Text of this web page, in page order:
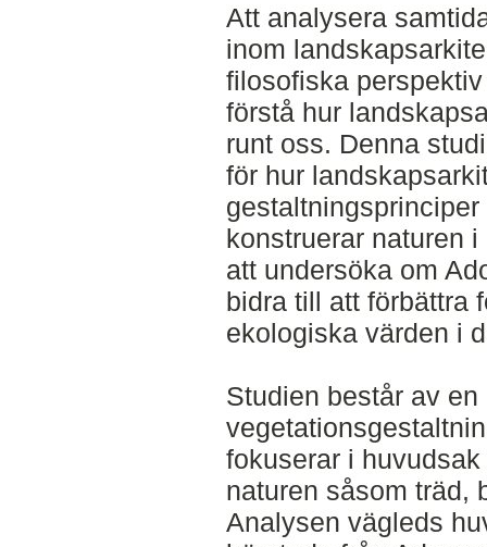
Att analysera
inom
filosofiska
förstå hur
runt oss. Denna
för hur
konstruerar naturen
att undersöka om
bidra till att förbättra
ekologiska värden i
Studien består av
fokuserar i
naturen såsom träd,
Analysen vägleds